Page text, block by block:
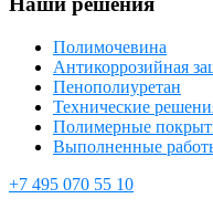
Полимочевина
Антикоррозийная
Пенополиуретан
Технические
Полимерные
Выполненные
+7 495 070 55 10